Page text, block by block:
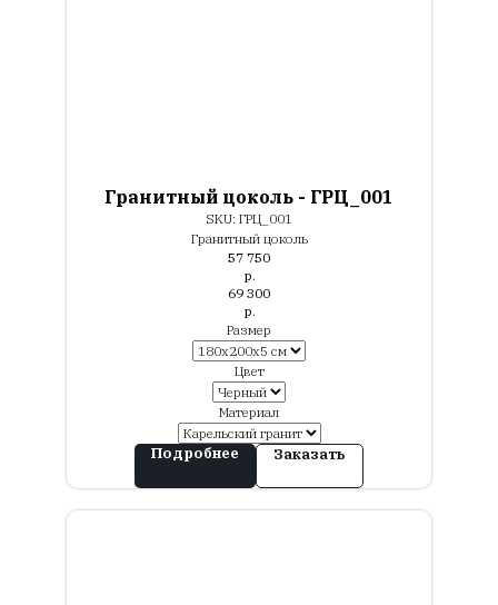
Гранитный цоколь - ГРЦ_001
SKU: ГРЦ_001
Гранитный цоколь
57 750
р.
69 300
р.
Размер
Цвет
Материал
Подробнее Заказать